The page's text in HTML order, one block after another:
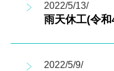
2022/5/13/
雨天休工(令
2022/5/9/